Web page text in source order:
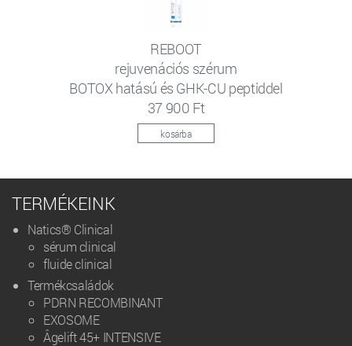
REBOOT
rejuvenációs szérum
BOTOX hatású és GHK-CU peptiddel
37 900 Ft
kosárba
TERMÉKEINK
Natics® Clinical
sérum clinical
fluide clinical
Termékcsaládok
PDRN RECOMBINANT
EXOSOME
Âgelift 45+ INTENSIVE